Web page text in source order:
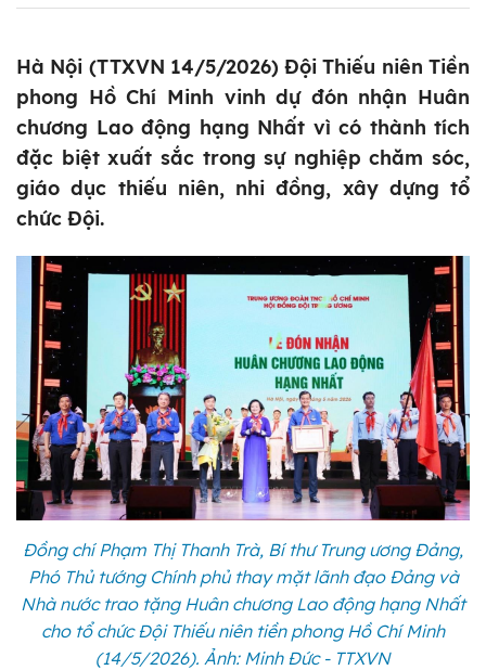
Hà Nội (TTXVN 14/5/2026) Đội Thiếu niên Tiền
phong Hồ Chí Minh vinh dự đón nhận Huân
chương Lao động hạng Nhất vì có thành tích
đặc biệt xuất sắc trong sự nghiệp chăm sóc,
giáo dục thiếu niên, nhi đồng, xây dựng tổ
chức Đội.
Đồng chí Phạm Thị Thanh Trà, Bí thư Trung ương Đảng,
Phó Thủ tướng Chính phủ thay mặt lãnh đạo Đảng và
Nhà nước trao tặng Huân chương Lao động hạng Nhất
cho tổ chức Đội Thiếu niên tiền phong Hồ Chí Minh
(14/5/2026). Ảnh: Minh Đức - TTXVN